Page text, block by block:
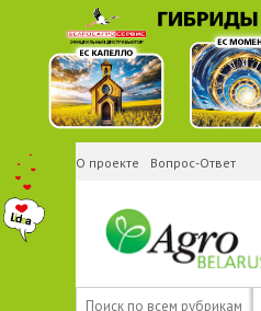
О проекте Вопрос-Ответ